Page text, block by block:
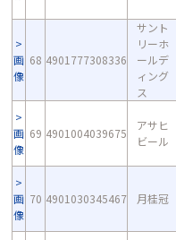
画
像
68 4901777308336
サント
リーホ
ールデ
ィング
ス
画
像
69 4901004039675
アサヒ
ビール
画
像
70 4901030345467 月桂冠